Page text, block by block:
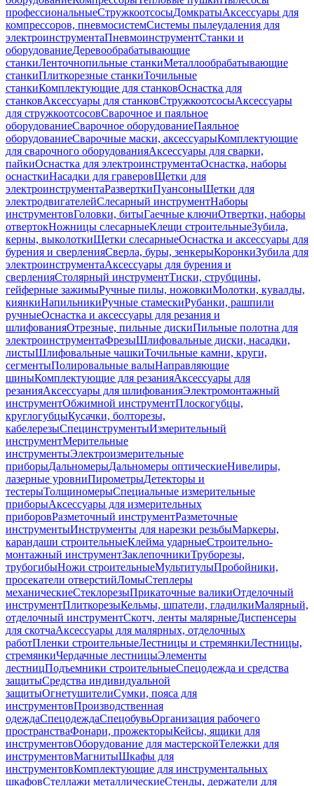
профессиональныеСтружкоотсосыДомкратыАксессуары для
компрессоров, пневмосистемСистемы пылеудаления для
электроинструментаПневмоинструментСтанки и
оборудованиеДеревообрабатывающие
станкиЛенточнопильные станкиМеталлообрабатывающие
станкиПлиткорезные станкиТочильные
станкиКомплектующие для станковОснастка для
станковАксессуары для станковСтружкоотсосыАксессуары
для стружкоотсосовСварочное и паяльное
оборудованиеСварочное оборудованиеПаяльное
оборудованиеСварочные маски, аксессуарыКомплектующие
для сварочного оборудованияАксессуары для сварки,
пайкиОснастка для электроинструментаОснастка, наборы
оснасткиНасадки для граверовЩетки для
электроинструментаРазверткиПуансоныЩетки для
электродвигателейСлесарный инструментНаборы
инструментовГоловки, битыГаечные ключиОтвертки, наборы
отвертокНожницы слесарныеКлещи строительныеЗубила,
керны, выколоткиЩетки слесарныеОснастка и аксессуары для
бурения и сверленияСверла, буры, зенкерыКоронкиЗубила для
электроинструментаАксессуары для бурения и
сверленияСтолярный инструментТиски, струбцины,
гейферные зажимыРучные пилы, ножовкиМолотки, кувалды,
киянкиНапильникиРучные стамескиРубанки, рашпили
ручныеОснастка и аксессуары для резания и
шлифованияОтрезные, пильные дискиПильные полотна для
электроинструментаФрезыШлифовальные диски, насадки,
листыШлифовальные чашкиТочильные камни, круги,
сегментыПолировальные валыНаправляющие
шиныКомплектующие для резанияАксессуары для
резанияАксессуары для шлифованияЭлектромонтажный
инструментОбжимной инструментПлоскогубцы,
круглогубцыКусачки, болторезы,
кабелерезыСпецинструментыИзмерительный
инструментМерительные
инструментыЭлектроизмерительные
приборыДальномерыДальномеры оптическиеНивелиры,
лазерные уровниПирометрыДетекторы и
тестерыТолщиномерыСпециальные измерительные
приборыАксессуары для измерительных
приборовРазметочный инструментРазметочные
инструментыИнструменты для нарезки резьбыМаркеры,
карандаши строительныеКлейма ударныеСтроительно-
монтажный инструментЗаклепочникиТруборезы,
трубогибыНожи строительныеМультитулыПробойники,
просекатели отверстийЛомыСтеплеры
механическиеСтеклорезыПрикаточные валикиОтделочный
инструментПлиткорезыКельмы, шпатели, гладилкиМалярный,
отделочный инструментСкотч, ленты малярныеДиспенсеры
для скотчаАксессуары для малярных, отделочных
работПленки строительныеЛестницы и стремянкиЛестницы,
стремянкиЧердачные лестницыЭлементы
лестницПодъемники строительныеСпецодежда и средства
защитыСредства индивидуальной
защитыОгнетушителиСумки, пояса для
инструментовПроизводственная
одеждаСпецодеждаСпецобувьОрганизация рабочего
пространстваФонари, прожекторыКейсы, ящики для
инструментовОборудование для мастерскойТележки для
инструментовМагнитыШкафы для
инструментовКомплектующие для инструментальных
шкафовСтеллажи металлическиеСтенды, держатели для